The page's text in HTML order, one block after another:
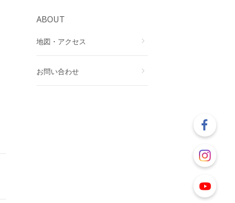
ABOUT
地図・アクセス
お問い合わせ